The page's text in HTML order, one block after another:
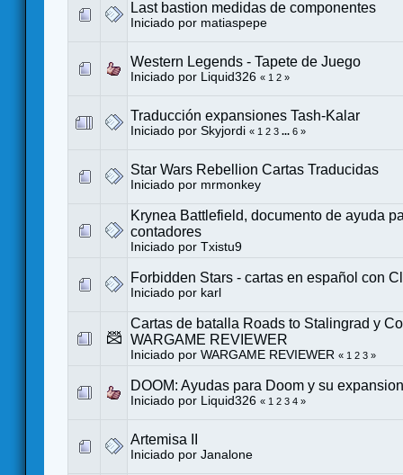
Last bastion medidas de componentes
Iniciado por matiaspepe
Western Legends - Tapete de Juego
Iniciado por Liquid326 « 1 2 »
Traducción expansiones Tash-Kalar
Iniciado por Skyjordi « 1 2 3 ... 6 »
Star Wars Rebellion Cartas Traducidas
Iniciado por mrmonkey
Krynea Battlefield, documento de ayuda
contadores
Iniciado por Txistu9
Forbidden Stars - cartas en español con
Iniciado por karl
Cartas de batalla Roads to Stalingrad y
WARGAME REVIEWER
Iniciado por WARGAME REVIEWER « 1 2 3 »
DOOM: Ayudas para Doom y su
Iniciado por Liquid326 « 1 2 3 4 »
Artemisa II
Iniciado por Janalone